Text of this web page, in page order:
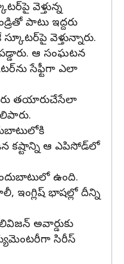
వెళ్తున్న
పాటు ఇద్దరు
వెళ్తున్నారు.
ఆ సంఘటన
సేఫ్టీగా ఎలా
తయారుచేసేలా
కష్టాన్ని ఆ ఎపిసోడ్‌లో
ఉంది.
ఇంగ్లిష్ భాషల్లో దీన్ని
అవార్డుకు
సిరీస్‌